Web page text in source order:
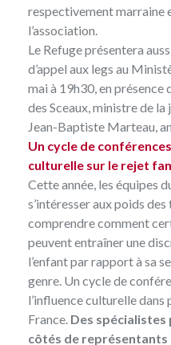
respectivement marraine
l’association.
Le Refuge présentera
d’appel aux legs au
mai à 19h30, en
des Sceaux, ministre de
Jean-Baptiste Marteau,
Un cycle de
culturelle sur le rejet
Cette année, les équipes
s’intéresser aux poids
comprendre comment
peuvent entraîner une
l’enfant par rapport à sa
genre. Un cycle de
l’influence culturelle dans
France. Des
côtés de représentants